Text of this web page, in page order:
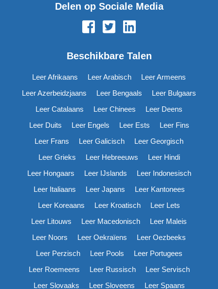
Delen op Sociale Media
Beschikbare Talen
Leer Afrikaans Leer Arabisch
Leer Armeens
Leer Azerbeidzjaans
Leer Bengaals
Leer Bulgaars
Leer Catalaans
Leer Chinees
Leer Deens
Leer Duits
Leer Engels Leer Ests
Leer Fins
Leer Frans
Leer Galicisch
Leer Georgisch
Leer Grieks
Leer Hebreeuws
Leer Hindi
Leer Hongaars
Leer IJslands
Leer Indonesisch
Leer Italiaans
Leer Japans
Leer Kantonees
Leer Koreaans
Leer Kroatisch
Leer Lets
Leer Litouws
Leer Macedonisch
Leer Maleis
Leer Noors
Leer Oekraïens
Leer Oezbeeks
Leer Perzisch
Leer Pools
Leer Portugees
Leer Roemeens
Leer Russisch
Leer Servisch
Leer Slovaaks
Leer Sloveens
Leer Spaans